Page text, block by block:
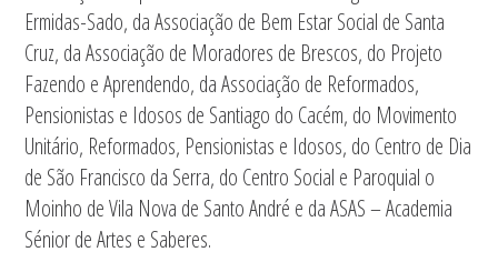
Ermidas-Sado, da Associação de Bem Estar Social de Santa
Cruz, da Associação de Moradores de Brescos, do Projeto
Fazendo e Aprendendo, da Associação de Reformados,
Pensionistas e Idosos de Santiago do Cacém, do Movimento
Unitário, Reformados, Pensionistas e Idosos, do Centro de Dia
de São Francisco da Serra, do Centro Social e Paroquial o
Moinho de Vila Nova de Santo André e da ASAS – Academia
Sénior de Artes e Saberes.